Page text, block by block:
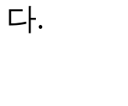
다.